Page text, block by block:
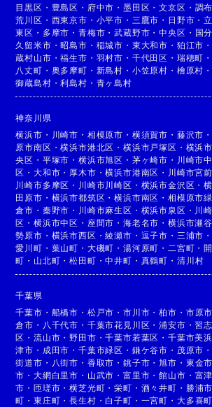
目黒区 ・ 豊島区 ・ 府中市 ・墨田区 ・文京区 ・ 調
荒川区 ・ 西東京市 ・ 小平市 ・ 三鷹市 ・ 日野市 ・
東区 ・ 多摩市 ・青梅市 ・武蔵野市 ・中央区 ・ 国
久留米市 ・昭島市 ・ 稲城市 ・ 東大和市 ・ 狛江市 ・
蔵村山市 ・福生市 ・ 羽村市 ・ 千代田区 ・ 瑞穂町 ・
八丈町 ・ 奥多摩町 ・ 新島村 ・ 小笠原村 ・ 檜原村 ・
御蔵島村 ・利島村 ・ 青ヶ島村
神奈川県
横浜市 ・ 川崎市 ・ 相模原市 ・ 横須賀市 ・ 藤沢市
原市南区 ・横浜市港北区 ・横浜市戸塚区 ・ 横浜
央区 ・ 平塚市 ・横浜市旭区 ・ 茅ヶ崎市 ・ 川崎市
区 ・大和市 ・ 厚木市 ・横浜市港南区 ・ 川崎市宮
川崎市多摩区 ・ 川崎市川崎区 ・ 横浜市金沢区 ・
田原市 ・ 横浜市都筑区 ・横浜市南区 ・相模原市
倉市 ・ 秦野市 ・ 川崎市麻生区 ・ 横浜市泉区 ・ 川
区 ・横浜市中区 ・ 座間市 ・海老名市 ・横浜市瀬
勢原市 ・ 横浜市西区 ・綾瀬市 ・ 逗子市 ・ 三浦市
愛川町 ・ 葉山町 ・ 大磯町 ・湯河原町 ・ 二宮町 ・
町 ・ 山北町 ・松田町 ・中井町 ・ 真鶴町 ・ 清川村
千葉県
千葉市 ・ 船橋市 ・ 松戸市 ・市川市 ・柏市 ・ 市原市
倉市 ・ 八千代市 ・ 千葉市花見川区 ・浦安市 ・習
区 ・流山市 ・野田市 ・千葉市若葉区 ・千葉市美
津市 ・ 成田市 ・千葉市緑区 ・ 鎌ケ谷市 ・ 茂原市
街道市 ・ 八街市 ・ 香取市 ・銚子市 ・旭市 ・ 東金市
市 ・大網白里市 ・ 山武市 ・富里市 ・館山市 ・ 富
市 ・匝瑳市 ・横芝光町 ・栄町 ・ 酒々井町 ・ 勝浦市
町 ・東庄町 ・長生村 ・ 白子町 ・ 一宮町 ・ 大多喜町